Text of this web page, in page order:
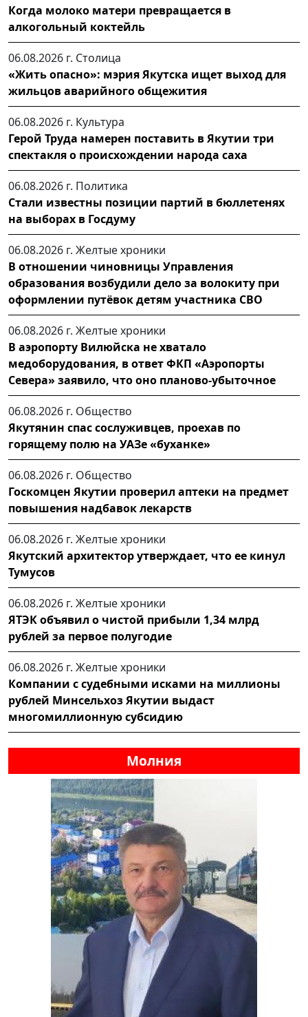
Когда молоко матери превращается в
алкогольный коктейль
06.08.2026 г. Столица
«Жить опасно»: мэрия Якутска ищет выход для
жильцов аварийного общежития
06.08.2026 г. Культура
Герой Труда намерен поставить в Якутии три
спектакля о происхождении народа саха
06.08.2026 г. Политика
Стали известны позиции партий в бюллетенях
на выборах в Госдуму
06.08.2026 г. Желтые хроники
В отношении чиновницы Управления
образования возбудили дело за волокиту при
оформлении путёвок детям участника СВО
06.08.2026 г. Желтые хроники
В аэропорту Вилюйска не хватало
медоборудования, в ответ ФКП «Аэропорты
Севера» заявило, что оно планово-убыточное
06.08.2026 г. Общество
Якутянин спас сослуживцев, проехав по
горящему полю на УАЗе «буханке»
06.08.2026 г. Общество
Госкомцен Якутии проверил аптеки на предмет
повышения надбавок лекарств
06.08.2026 г. Желтые хроники
Якутский архитектор утверждает, что ее кинул
Тумусов
06.08.2026 г. Желтые хроники
ЯТЭК объявил о чистой прибыли 1,34 млрд
рублей за первое полугодие
06.08.2026 г. Желтые хроники
Компании с судебными исками на миллионы
рублей Минсельхоз Якутии выдаст
многомиллионную субсидию
Молния